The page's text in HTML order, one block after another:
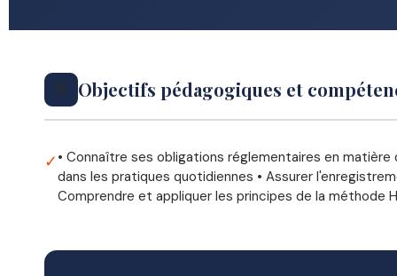
🎯 Objectifs pédagogiques et
✓ • Connaître ses obligations réglementaires en
dans les pratiques quotidiennes • Assurer
Comprendre et appliquer les principes de la méthode